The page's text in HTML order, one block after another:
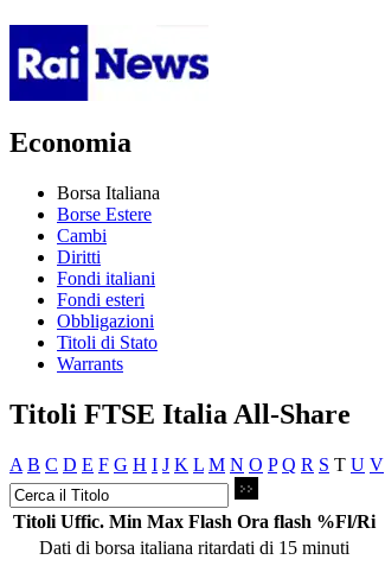
Economia
Borsa Italiana
Borse Estere
Cambi
Diritti
Fondi italiani
Fondi esteri
Obbligazioni
Titoli di Stato
Warrants
Titoli FTSE Italia All-Share
A B C D E F G H I J K L M N O P Q R S T U V
Titoli Uffic. Min Max Flash Ora flash %Fl/Ri
Dati di borsa italiana ritardati di 15 minuti